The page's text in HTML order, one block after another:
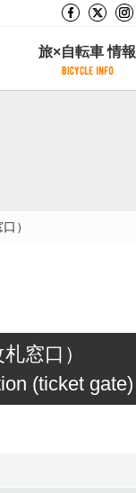
旅×自転車 情報
イクル
）
窓口）
(ticket gate)